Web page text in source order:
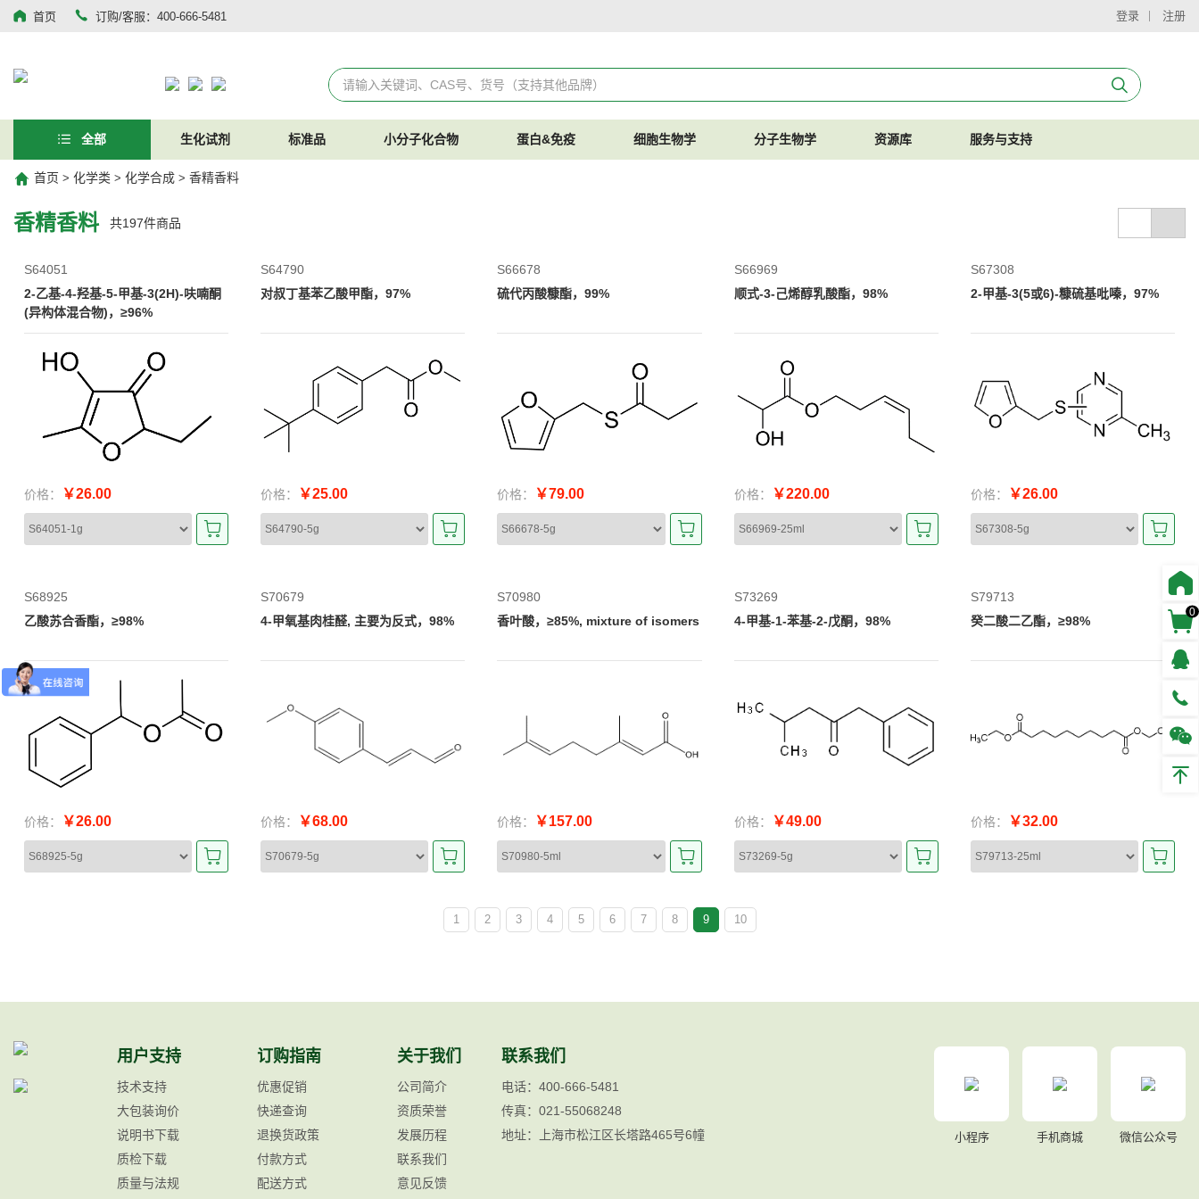
首页 订购/客服：400-666-5481 登录 注册
全部 生化试剂 标准品 小分子化合物 蛋白&免疫 细胞生物学 分子生物学 资源库 服务与支持
首页 > 化学类 > 化学合成 > 香精香料
香精香料 共197件商品
S64051
2-乙基-4-羟基-5-甲基-3(2H)-呋喃酮
(异构体混合物)，≥96%
价格： ￥26.00
S64790
对叔丁基苯乙酸甲酯，97%
价格： ￥25.00
S66678
硫代丙酸糠酯，99%
价格： ￥79.00
S66969
顺式-3-己烯醇乳酸酯，98%
价格： ￥220.00
S67308
2-甲基-3(5或6)-糠硫基吡嗪，97%
价格： ￥26.00
S68925
乙酸苏合香酯，≥98%
价格： ￥26.00
S70679
4-甲氧基肉桂醛, 主要为反式，98%
价格： ￥68.00
S70980
香叶酸，≥85%, mixture of isomers
价格： ￥157.00
S73269
4-甲基-1-苯基-2-戊酮，98%
价格： ￥49.00
S79713
癸二酸二乙酯，≥98%
价格： ￥32.00
1 2 3 4 5 6 7 8 9 10
用户支持
技术支持
大包装询价
说明书下载
质检下载
质量与法规
订购指南
优惠促销
快递查询
退换货政策
付款方式
配送方式
关于我们
公司简介
资质荣誉
发展历程
联系我们
意见反馈
联系我们
电话：400-666-5481
传真：021-55068248
地址：上海市松江区长塔路465号6幢
小程序 手机商城 微信公众号
0